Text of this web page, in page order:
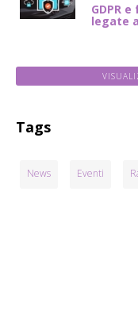
GDPR
legate
Tags
News Eventi